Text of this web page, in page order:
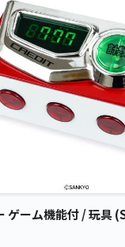
ゲーム機能付 / 玩具